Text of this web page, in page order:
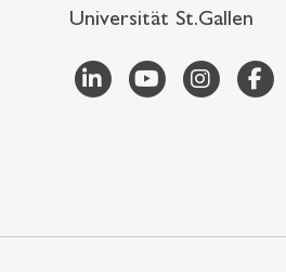
Universität St.Gallen